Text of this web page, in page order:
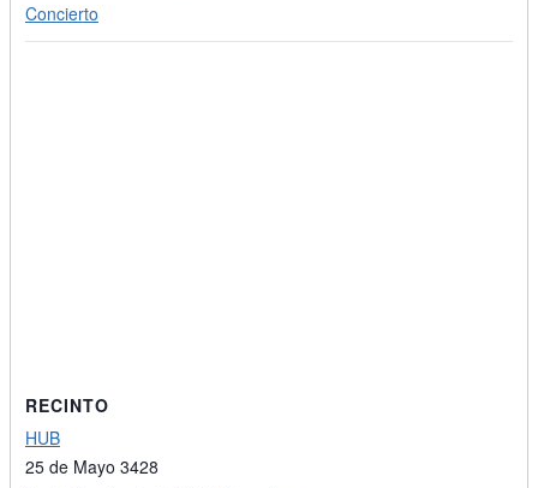
Concierto
RECINTO
HUB
25 de Mayo 3428